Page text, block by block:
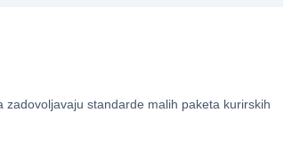
zadovoljavaju standarde malih paketa kurirskih